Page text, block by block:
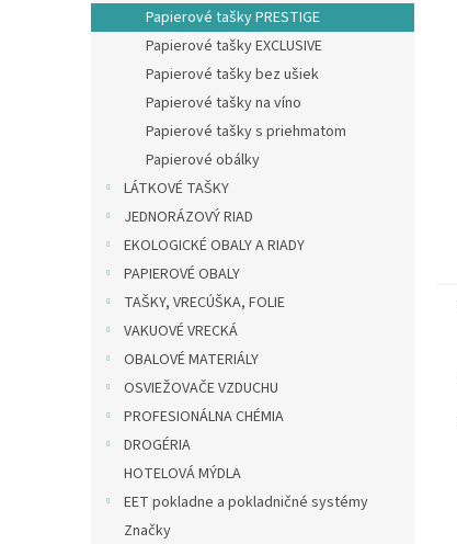
Papierové tašky PRESTIGE
Papierové tašky EXCLUSIVE
Papierové tašky bez ušiek
Papierové tašky na víno
Papierové tašky s priehmatom
Papierové obálky
LÁTKOVÉ TAŠKY
JEDNORÁZOVÝ RIAD
EKOLOGICKÉ OBALY A RIADY
PAPIEROVÉ OBALY
TAŠKY, VRECÚŠKA, FOLIE
VAKUOVÉ VRECKÁ
OBALOVÉ MATERIÁLY
OSVIEŽOVAČE VZDUCHU
PROFESIONÁLNA CHÉMIA
DROGÉRIA
HOTELOVÁ MÝDLA
EET pokladne a pokladničné systémy
Značky